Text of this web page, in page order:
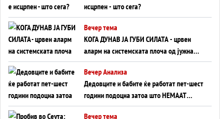
исцрпен - што сега?
Вечер тема
КОГА ДУНАВ ЈА ГУБИ СИЛАТА - црвен
аларм на системската плоча од јужна
Германија до Црното Море...
Вечер Анализа
Дедовците и бабите ќе работат пет-шест
години подоцна затоа што НЕМААТ
ВНУЦИ ДА ГИ ЗАМЕНАТ
Вечер тема